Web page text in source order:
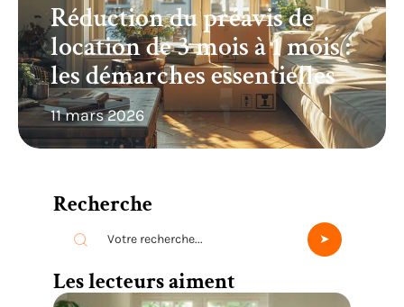
Réduction du préavis de
location de 3 mois à 1 mois :
les démarches essentielles
11 mars 2026
Recherche
Les lecteurs aiment